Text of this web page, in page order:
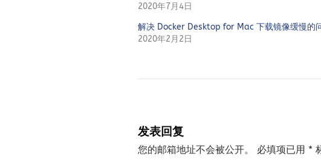
2020年7月4日
解决 Docker Desktop for Mac 下载镜像缓慢的
2020年2月2日
发表回复
您的邮箱地址不会被公开。 必填项已用 *